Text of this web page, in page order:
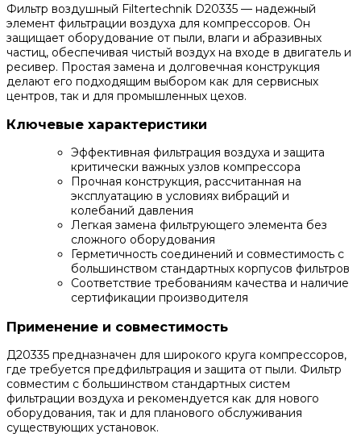
Фильтр воздушный Filtertechnik D20335 — надежный
элемент фильтрации воздуха для компрессоров. Он
защищает оборудование от пыли, влаги и абразивных
частиц, обеспечивая чистый воздух на входе в двигатель и
ресивер. Простая замена и долговечная конструкция
делают его подходящим выбором как для сервисных
центров, так и для промышленных цехов.
Ключевые характеристики
Эффективная фильтрация воздуха и защита
критически важных узлов компрессора
Прочная конструкция, рассчитанная на
эксплуатацию в условиях вибраций и
колебаний давления
Легкая замена фильтрующего элемента без
сложного оборудования
Герметичность соединений и совместимость с
большинством стандартных корпусов фильтров
Соответствие требованиям качества и наличие
сертификации производителя
Применение и совместимость
Д20335 предназначен для широкого круга компрессоров,
где требуется предфильтрация и защита от пыли. Фильтр
совместим с большинством стандартных систем
фильтрации воздуха и рекомендуется как для нового
оборудования, так и для планового обслуживания
существующих установок.